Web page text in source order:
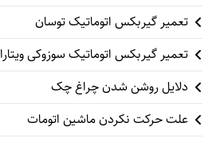
تعمیر گیربکس اتوماتیک توسان
تعمیر گیربکس اتوماتیک سوزوکی ویتارا
دلایل روشن شدن چراغ چک
علت حرکت نکردن ماشین اتومات